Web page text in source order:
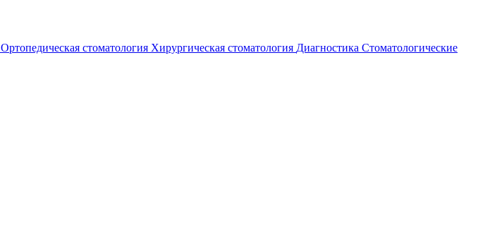
Ортопедическая стоматология Хирургическая стоматология Диагностика Стоматологические